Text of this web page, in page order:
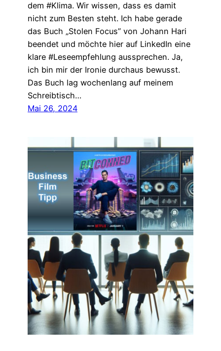
dem #Klima. Wir wissen, dass es damit
nicht zum Besten steht. Ich habe gerade
das Buch „Stolen Focus” von Johann Hari
beendet und möchte hier auf LinkedIn eine
klare #Leseempfehlung aussprechen. Ja,
ich bin mir der Ironie durchaus bewusst.
Das Buch lag wochenlang auf meinem
Schreibtisch…
Mai 26, 2024